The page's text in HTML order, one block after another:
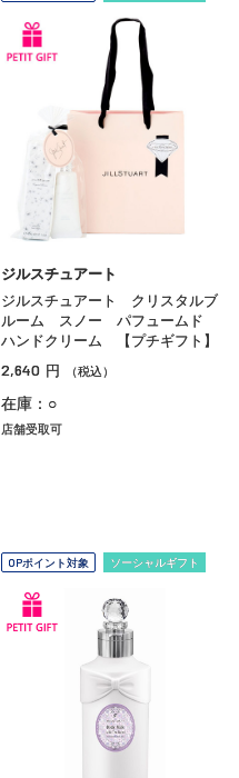
ジルスチュアート
ジルスチュアート クリスタルブ
ルーム スノー パフュームド
ハンドクリーム 【プチギフト】
2,640 円 （税込）
在庫：○
店舗受取可
OPポイント対象 ソーシャルギフト